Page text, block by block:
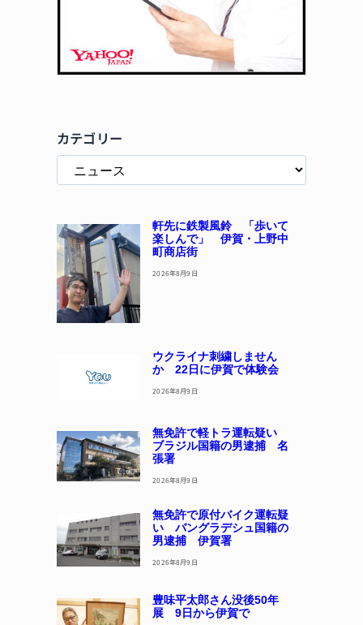
カテゴリー
軒先に鉄製風鈴 「歩いて
楽しんで」 伊賀・上野中
町商店街
2026年8月9日
ウクライナ刺繍しません
か 22日に伊賀で体験会
2026年8月9日
無免許で軽トラ運転疑い
ブラジル国籍の男逮捕 名
張署
2026年8月9日
無免許で原付バイク運転疑
い バングラデシュ国籍の
男逮捕 伊賀署
2026年8月9日
豊味平太郎さん没後50年
展 9日から伊賀で